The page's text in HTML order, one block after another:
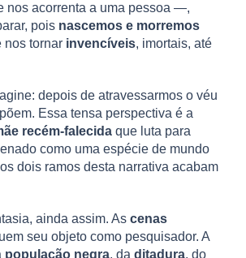
nos acorrenta a uma pessoa —,
pois nascemos e morremos
nos tornar invencíveis, imortais, até
depois de atravessarmos o véu
Essa tensa perspectiva é a
recém-falecida que luta para
como uma espécie de mundo
dois ramos desta narrativa acabam
ainda assim. As cenas
seu objeto como pesquisador. A
população negra, da ditadura, do